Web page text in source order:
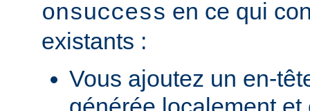
onsuccess en ce qui
existants :
Vous ajoutez un en-